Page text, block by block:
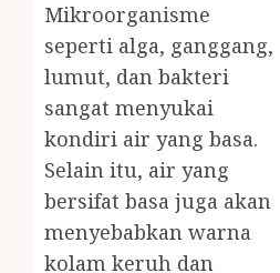
Mikroorganisme
seperti alga, ganggang,
lumut, dan bakteri
sangat menyukai
kondiri air yang basa.
Selain itu, air yang
bersifat basa juga akan
menyebabkan warna
kolam keruh dan